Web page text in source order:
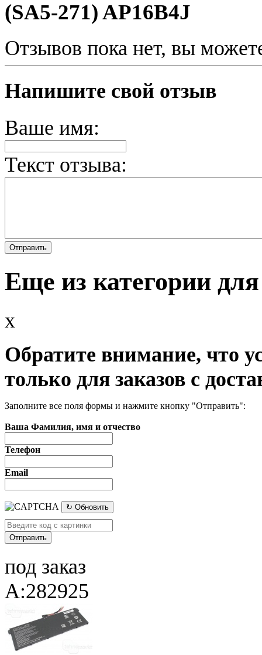
(SA5-271) AP16B4J
Отзывов пока нет, вы
Напишите свой отзыв
Ваше имя:
Текст отзыва:
Еще из категории
x
Обратите внимание, что
только для заказов с
Заполните все поля формы и нажмите кнопку "Отправить":
Ваша Фамилия, имя и отчество
Телефон
Email
↻ Обновить
под заказ
A:282925